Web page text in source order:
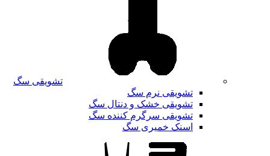
تشویقی سگ
تشویقی نرم سگ
تشویقی خشک و دنتال سگ
تشویقی سرگرم کننده سگ
اسنک خمیری سگ